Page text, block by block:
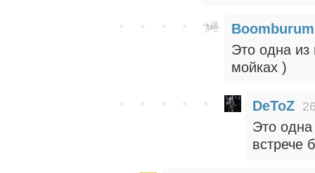
Boomburum
Это одна из
мойках )
DeToZ
Это
встрече